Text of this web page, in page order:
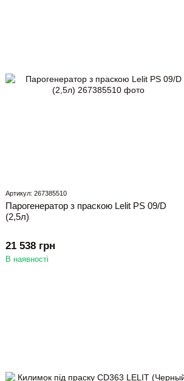
Артикул: 267385510
Парогенератор з праскою Lelit PS 09/D
(2,5л)
21 538 грн
В наявності